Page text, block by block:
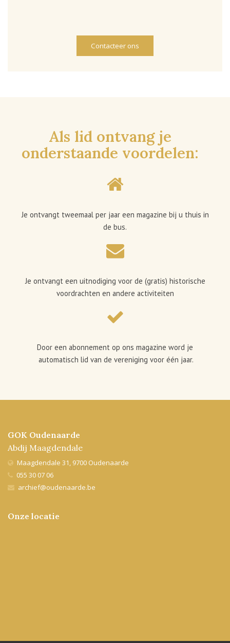
Contacteer ons
Als lid ontvang je
onderstaande voordelen:
Je ontvangt tweemaal per jaar een magazine bij u thuis in
de bus.
Je ontvangt een uitnodiging voor de (gratis) historische
voordrachten en andere activiteiten
Door een abonnement op ons magazine word je
automatisch lid van de vereniging voor één jaar.
GOK Oudenaarde
Abdij Maagdendale
Maagdendale 31, 9700 Oudenaarde
055 30 07 06
archief@oudenaarde.be
Onze locatie